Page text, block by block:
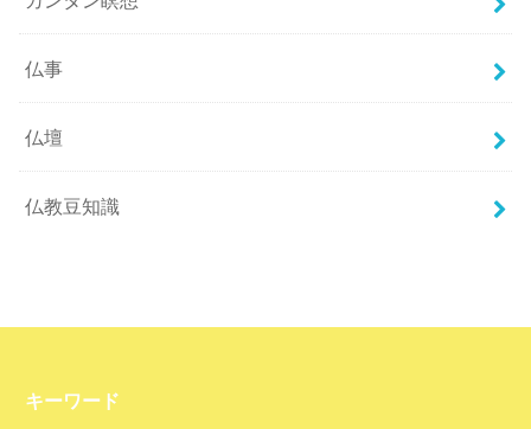
仏事
仏壇
仏教豆知識
キーワード